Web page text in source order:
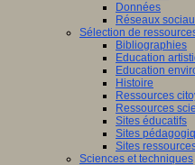
Données
Réseaux
Sélection de
Bibliographies
Education
Education
Histoire
Ressources
Ressources
Sites éducatifs
Sites
Sites
Sciences et techniques